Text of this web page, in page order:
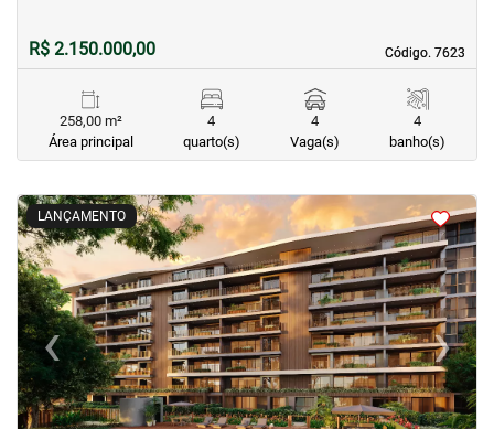
Código. 7623
Código. 7623
R$ 2.150.000,00
258,00 m²
Área principal
4
quarto(s)
4
Vaga(s)
4
banho(s)
LANÇAMENTO
<<<<
‹Previous ›Next